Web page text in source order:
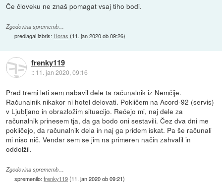
Če človeku ne znaš pomagat vsaj tiho bodi.
Zgodovina sprememb…
predlagal izbris: Horas (11. jan 2020 ob 09:26)
frenky119
:: 11. jan 2020, 09:16
Pred tremi leti sem nabavil dele ta računalnik iz Nemčije.
Računalnik nikakor ni hotel delovati. Pokličem na Acord-92 (servis)
v Ljubljano in obrazložim situacijo. Rečejo mi, naj dele za
računalnik prinesem tja, da ga bodo oni sestavili. Čez dva dni me
pokličejo, da računalnik dela in naj ga pridem iskat. Pa še računali
mi niso nič. Vendar sem se jim na primeren način zahvalil in
oddolžil.
Zgodovina sprememb…
spremenilo:frenky119(11. jan 2020 ob 09:21)